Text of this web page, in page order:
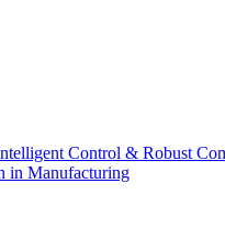
Control & Robust
in Manufacturing